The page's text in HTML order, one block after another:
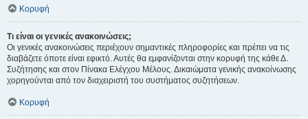
Κορυφή
Τι είναι οι γενικές ανακοινώσεις;
Οι γενικές ανακοινώσεις περιέχουν σημαντικές πληροφορίες και πρέπει να τις
διαβάζετε όποτε είναι εφικτό. Αυτές θα εμφανίζονται στην κορυφή της κάθε Δ.
Συζήτησης και στον Πίνακα Ελέγχου Μέλους. Δικαιώματα γενικής ανακοίνωσης
χορηγούνται από τον διαχειριστή του συστήματος συζητήσεων.
Κορυφή